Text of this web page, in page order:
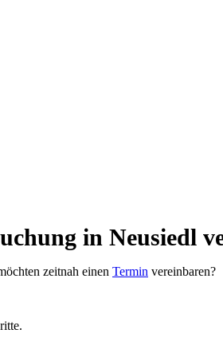
in Neusiedl
zeitnah einen Termin vereinbaren?